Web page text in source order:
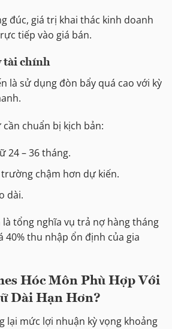
đúc, giá trị khai thác kinh doanh
tiếp vào giá bán.
tài chính
là sử dụng đòn bẩy quá cao với kỳ
chuẩn bị kịch bản:
24 – 36 tháng.
chậm hơn dự kiến.
dài.
tổng nghĩa vụ trả nợ hàng tháng
40% thu nhập ổn định của gia
Hóc Môn Phù Hợp Với
Dài Hạn Hơn?
lại mức lợi nhuận kỳ vọng khoảng